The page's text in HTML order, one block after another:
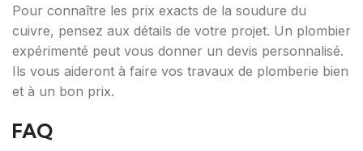
Pour connaître les prix exacts de la soudure du
cuivre, pensez aux détails de votre projet. Un plombier
expérimenté peut vous donner un devis personnalisé.
Ils vous aideront à faire vos travaux de plomberie bien
et à un bon prix.
FAQ